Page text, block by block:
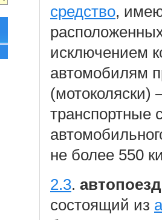
средство,
исключением
автомобилям
(мотоколяски)
транспортные
не более 550
2.3. автопоезд
состоящий из